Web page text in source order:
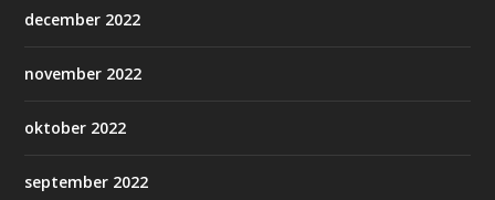
december 2022
november 2022
oktober 2022
september 2022